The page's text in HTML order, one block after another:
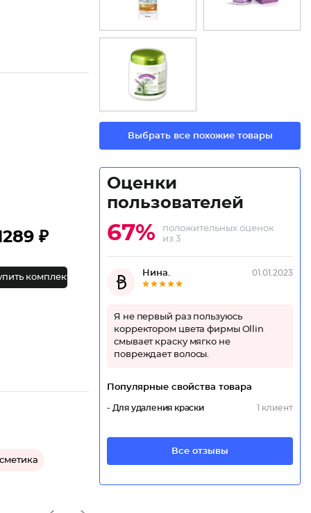
₽
комплект
Выбрать все похожие товары
Оценки
пользователей
67%
положительных оценок
из 3
Нина. 01.01.2023
Я не первый раз пользуюсь
корректором цвета фирмы Ollin
смывает краску мягко не
повреждает волосы.
Популярные свойства товара
- Для удаления краски 1 клиент
Все отзывы